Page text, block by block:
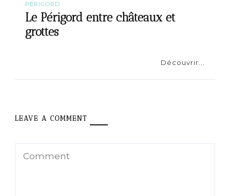
PÉRIGORD
Le Périgord entre châteaux et
grottes
Découvrir...
LEAVE A COMMENT